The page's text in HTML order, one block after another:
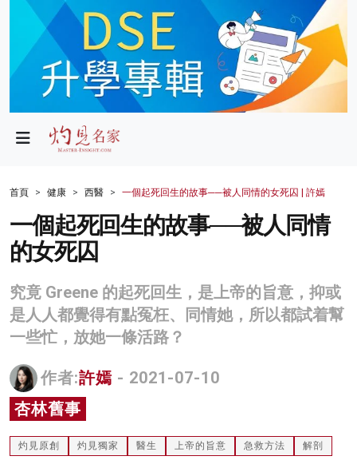
政局
財經
生活
健康
商業
科技
影片
名家榜
灼見活動
關於我們
首頁 健康 西醫 一個起死回生的故事──被人同情的女死囚 | 許嫣
一個起死回生的故事──被人同情
的女死囚
究竟 Greene 的起死回生，是上帝的旨意，抑或
是人人都覺得有點冤枉、同情她，所以都試着幫
一些忙，放她一條活路？
作者:許嫣 - 2021-07-10
杏林舊事
灼見原創 灼見獨家 醫生 上帝的旨意 急救方法 解剖